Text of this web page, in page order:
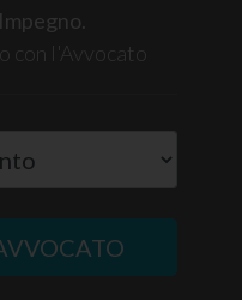
con l'Avvocato